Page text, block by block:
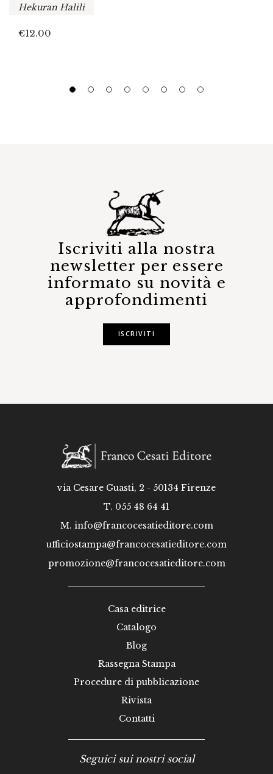
Hekuran Halili
€12.00
Iscriviti alla nostra
newsletter per essere
informato su novità e
approfondimenti
ISCRIVITI
via Cesare Guasti, 2 - 50134 Firenze
T. 055 48 64 41
M. info@francocesatieditore.com
ufficiostampa@francocesatieditore.com
promozione@francocesatieditore.com
Casa editrice
Catalogo
Blog
Rassegna Stampa
Procedure di pubblicazione
Rivista
Contatti
Seguici sui nostri social